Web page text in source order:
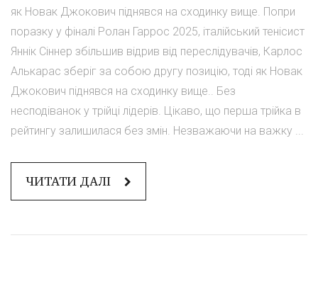
як Новак Джокович піднявся на сходинку вище. Попри
поразку у фіналі Ролан Гаррос 2025, італійський тенісист
Яннік Сіннер збільшив відрив від переслідувачів, Карлос
Алькарас зберіг за собою другу позицію, тоді як Новак
Джокович піднявся на сходинку вище.. Без
несподіванок у трійці лідерів. Цікаво, що перша трійка в
рейтингу залишилася без змін. Незважаючи на важку ...
ЧИТАТИ ДАЛІ